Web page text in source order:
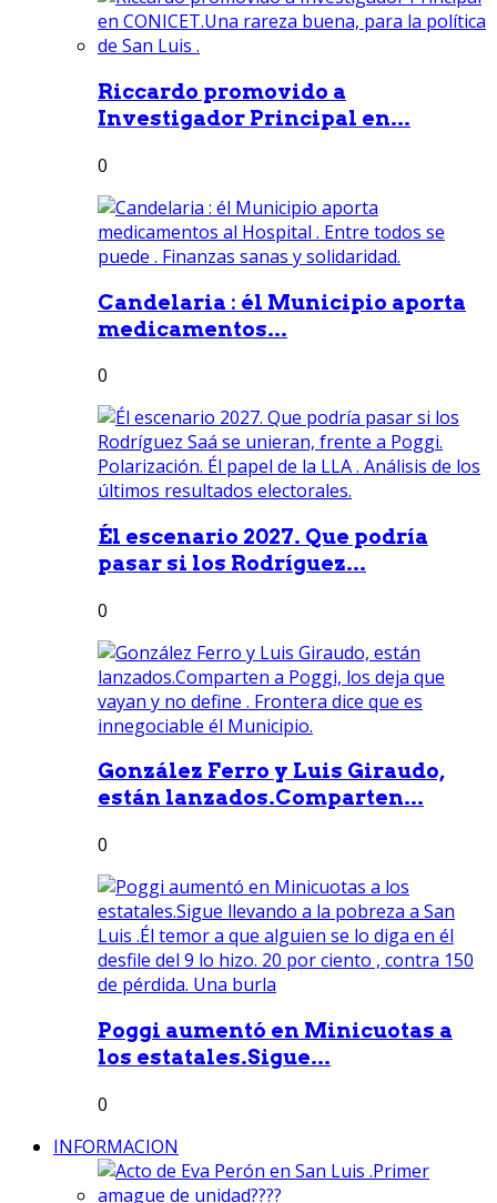
Riccardo promovido a
Investigador Principal en...
0
Candelaria : él Municipio aporta
medicamentos...
0
Él escenario 2027. Que podría
pasar si los Rodríguez...
0
González Ferro y Luis Giraudo,
están lanzados.Comparten...
0
Poggi aumentó en Minicuotas a
los estatales.Sigue...
0
INFORMACION